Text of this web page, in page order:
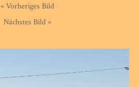
« Vorheriges Bild
Nächstes Bild »